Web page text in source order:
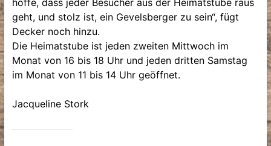
geht, und stolz ist, ein Gevelsberger zu sein“, fügt
Decker noch hinzu.
Die Heimatstube ist jeden zweiten Mittwoch im
Monat von 16 bis 18 Uhr und jeden dritten Samstag
im Monat von 11 bis 14 Uhr geöffnet.
Jacqueline Stork